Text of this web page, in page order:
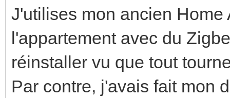
J'utilises mon ancien
l'appartement avec du
réinstaller vu que tout
Par contre, j'avais fait mon